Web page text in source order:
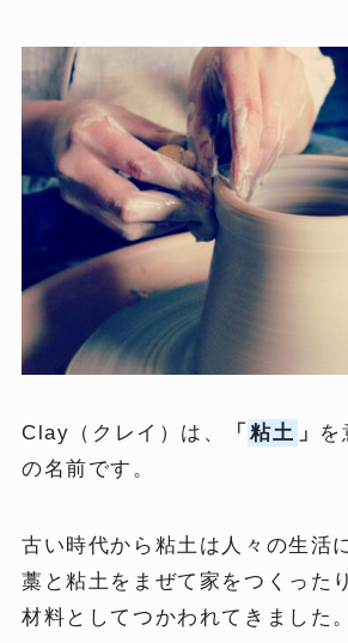
Clay（クレイ）は、 「 粘土 」 を
の名前です。
古い時代から粘土は人々の生活
藁と粘土をまぜて家をつくった
材料としてつかわれてきました。